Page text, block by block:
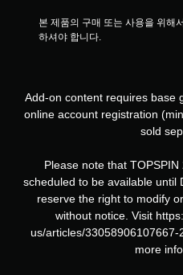
본 제품의 구매 또는 사용을 위해
하셔야 합니다.
Add-on content requires base
online account registration
sold
Please note that
scheduled to be available until
reserve the right to modify
without notice. Visit
us/articles/
more